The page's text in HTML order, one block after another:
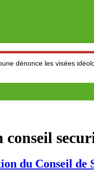
les visées idéologiques
du Conseil de